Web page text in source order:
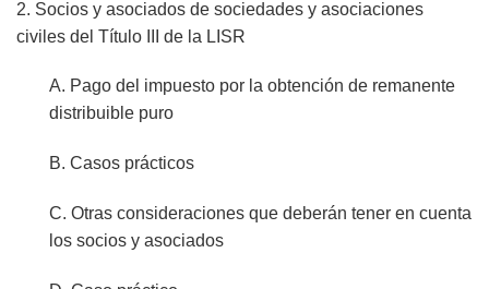
2. Socios y asociados de sociedades y asociaciones
civiles del Título III de la LISR
A. Pago del impuesto por la obtención de remanente
distribuible puro
B. Casos prácticos
C. Otras consideraciones que deberán tener en cuenta
los socios y asociados